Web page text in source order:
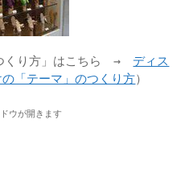
くり方」はこちら → ディス
「テーマ」のつくり方）
ウが開きます